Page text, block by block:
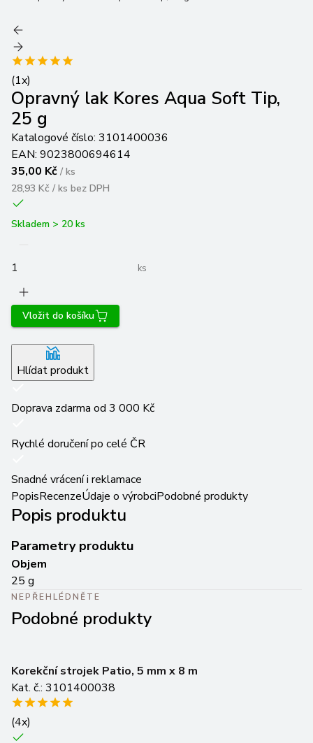
(1x)
Opravný lak Kores Aqua Soft Tip,
25 g
Katalogové číslo: 3101400036
EAN: 9023800694614
35,00 Kč / ks
28,93 Kč / ks bez DPH
Skladem > 20 ks
ks
Vložit do košíku
Hlídat produkt
Doprava zdarma od 3 000 Kč
Rychlé doručení po celé ČR
Snadné vrácení i reklamace
PopisRecenzeÚdaje o výrobciPodobné produkty
Popis produktu
Parametry produktu
Objem
25 g
NEPŘEHLÉDNĚTE
Podobné produkty
Korekční strojek Patio, 5 mm x 8 m
Kat. č.: 3101400038
(4x)